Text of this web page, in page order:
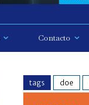
Contacto
tags doe